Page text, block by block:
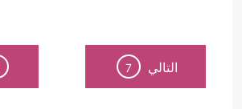
التالي 7